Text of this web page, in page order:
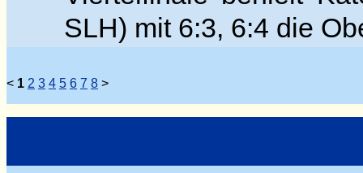
SLH) mit 6:3, 6:4 die
< 1 2 3 4 5 6 7 8 >